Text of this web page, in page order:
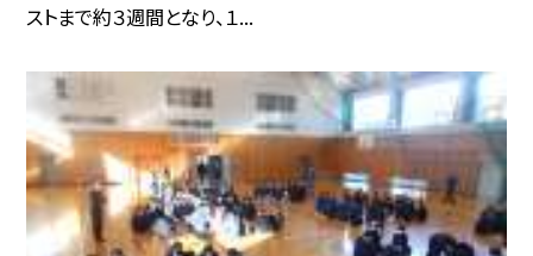
ストまで約３週間となり、１...